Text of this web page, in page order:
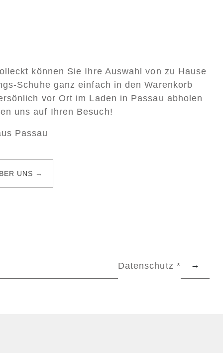
können Sie Ihre Auswahl von zu Hause
Schuhe ganz einfach in den Warenkorb
vor Ort im Laden in Passau abholen
uns auf Ihren Besuch!
Passau
UNS →
Datenschutz *